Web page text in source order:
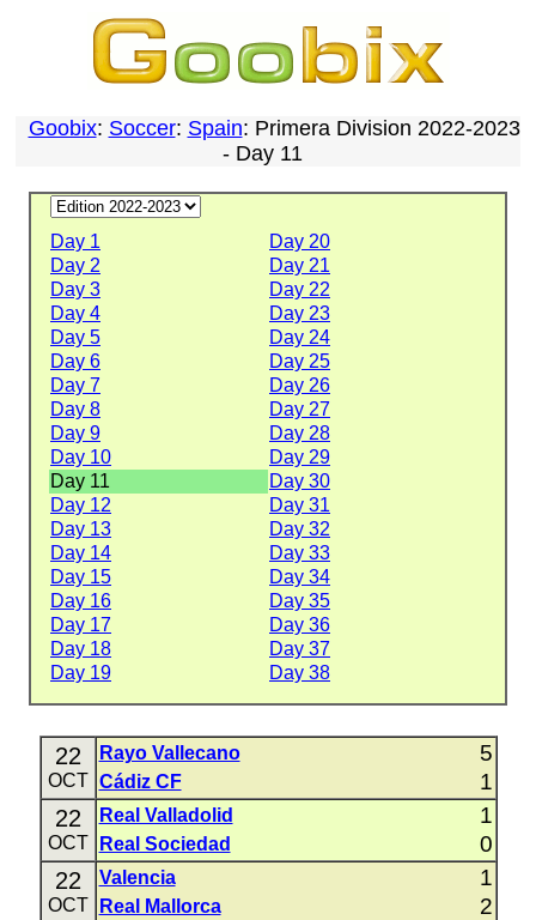
Goobix: Soccer: Spain: Primera Division 2022-2023
- Day 11
Day 1
Day 20
Day 2
Day 21
Day 3
Day 22
Day 4
Day 23
Day 5
Day 24
Day 6
Day 25
Day 7
Day 26
Day 8
Day 27
Day 9
Day 28
Day 10
Day 29
Day 11
Day 30
Day 12
Day 31
Day 13
Day 32
Day 14
Day 33
Day 15
Day 34
Day 16
Day 35
Day 17
Day 36
Day 18
Day 37
Day 19
Day 38
22
OCT
Rayo Vallecano 5
Cádiz CF 1
22
OCT
Real Valladolid 1
Real Sociedad 0
22
OCT
Valencia 1
Real Mallorca 2